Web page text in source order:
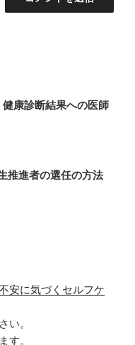
康診断結果への医師
進者の選任の方法
安に気づくセルフケ
い。
す。